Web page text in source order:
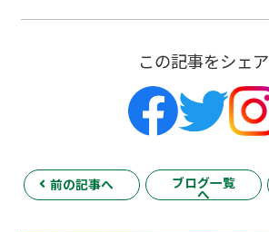
この記事をシェア
前の記事へ ブログ一覧
へ